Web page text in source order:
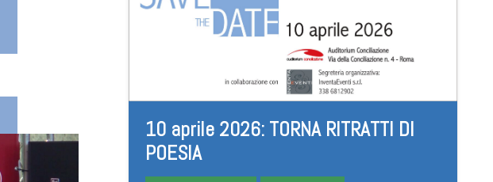
10 aprile 2026: TORNA RITRATTI DI
POESIA